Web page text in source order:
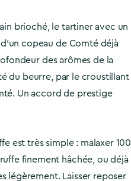
brioché, le tartiner avec un
copeau de Comté déjà
des arômes de la
du beurre, par le croustillant
Un accord de prestige
est très simple : malaxer 100
finement hâchée, ou déjà
légèrement. Laisser reposer